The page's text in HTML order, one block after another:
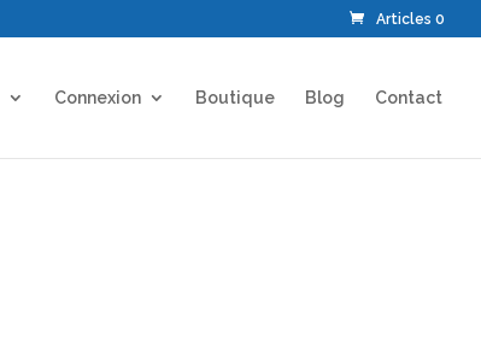
Articles 0
Connexion Boutique Blog Contact